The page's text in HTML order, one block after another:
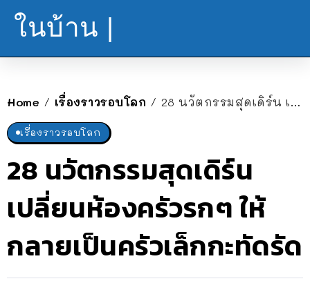
ในบ้าน |
Home / เรื่องราวรอบโลก / 28 นวัตกรรมสุดเดิร์น เปลี่ยนห้องครัวรกๆ ให้กลายเป็นครัวเล็กกะทัดรัด
เรื่องราวรอบโลก
28 นวัตกรรมสุดเดิร์น
เปลี่ยนห้องครัวรกๆ ให้
กลายเป็นครัวเล็กกะทัดรัด